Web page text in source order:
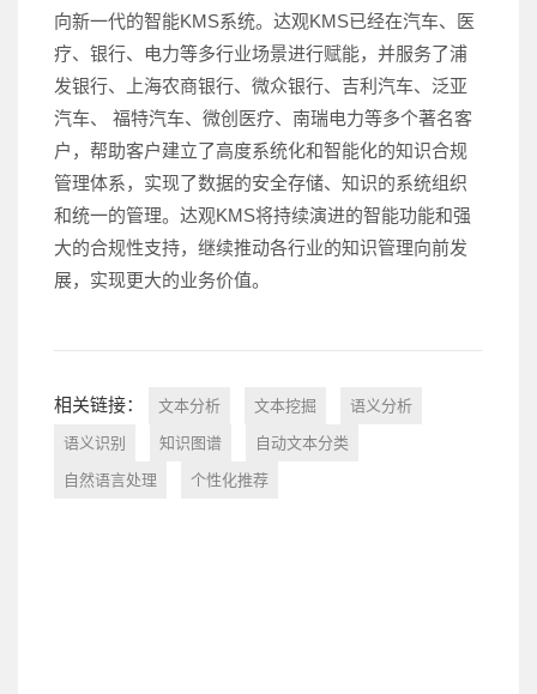
向新一代的智能KMS系统。达观KMS已经在汽车、医
疗、银行、电力等多行业场景进行赋能，并服务了浦
发银行、上海农商银行、微众银行、吉利汽车、泛亚
汽车、 福特汽车、微创医疗、南瑞电力等多个著名客
户，帮助客户建立了高度系统化和智能化的知识合规
管理体系，实现了数据的安全存储、知识的系统组织
和统一的管理。达观KMS将持续演进的智能功能和强
大的合规性支持，继续推动各行业的知识管理向前发
展，实现更大的业务价值。
相关链接： 文本分析 文本挖掘 语义分析
语义识别 知识图谱 自动文本分类
自然语言处理 个性化推荐